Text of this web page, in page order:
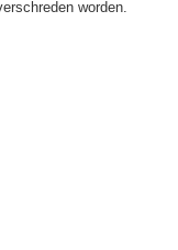
worden.